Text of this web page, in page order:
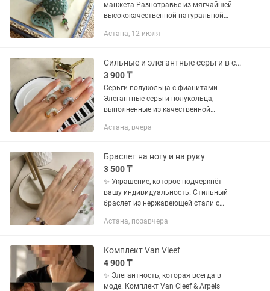
манжета Разнотравье из мягчайшей
высококачественной натуральной
стеклянной бусины и авторской
Астана, 12 июля
Сильные и элегантные серьги в серебре и золоте
3 900 ₸
Серьги-полукольца с фианитами
Элегантные серьги-полукольца,
выполненные из качественной
сверкающими фианитами. Украшение
дизайн и...
Астана, вчера
Браслет на ногу и на руку
3 500 ₸
✨ Украшение, которое подчеркнёт
вашу индивидуальность. Стильный
браслет из нержавеющей стали с
камнями станет ярким акцентом
лаконичному дизайну...
Астана, позавчера
Комплект Van Vleef
4 900 ₸
✨ Элегантность, которая всегда в
моде. Комплект Van Cleef & Arpels —